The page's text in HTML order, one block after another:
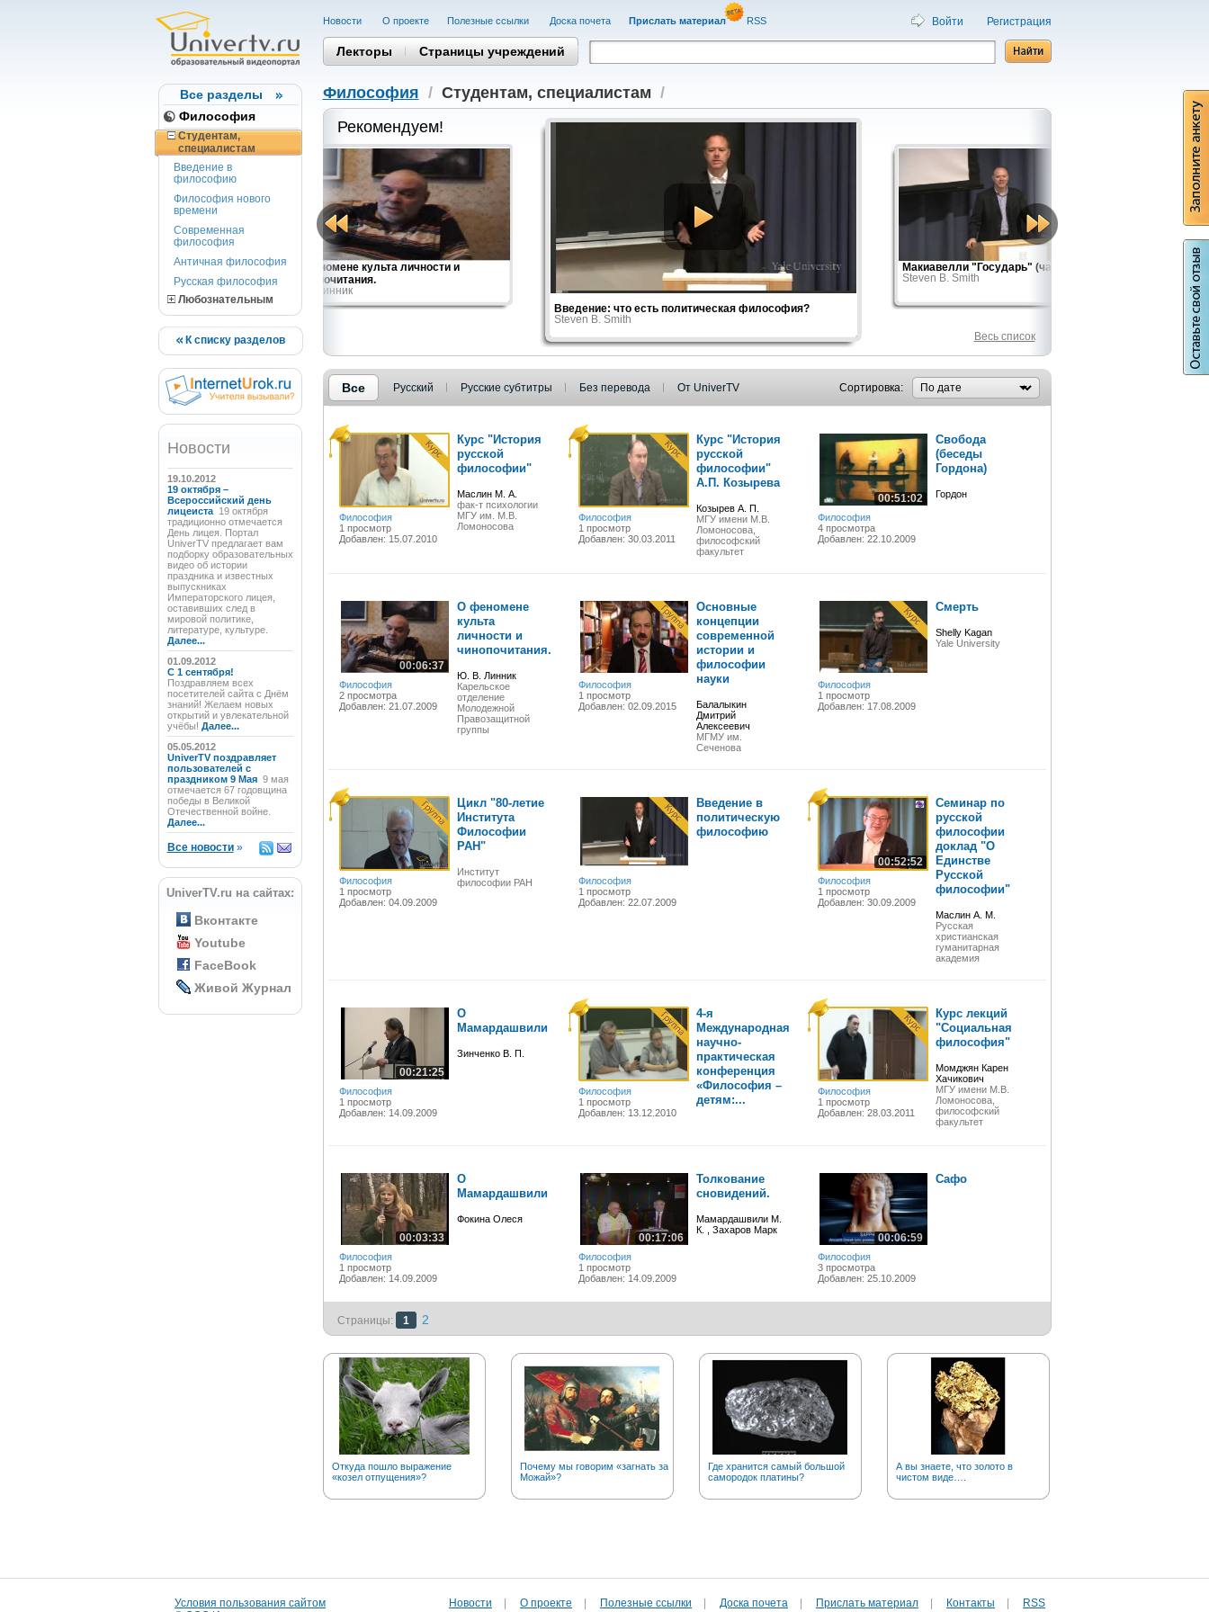
Все разделы
Философия
Студентам,
cпециалистам
Введение в
философию
Философия нового
времени
Современная
философия
Античная философия
Русская философия
Любознательным
К списку разделов
Новости
19.10.2012
19 октября –
Всероссийский день
лицеиста 19 октября
традиционно отмечается
День лицея. Портал
UniverTV предлагает вам
подборку образовательных
видео об истории
праздника и известных
выпускниках
Императорского лицея,
оставивших след в
мировой политике,
литературе, культуре.
Далее...
01.09.2012
C 1 сентября!
Поздравляем всех
посетителей сайта с Днём
знаний! Желаем новых
открытий и увлекательной
учёбы! Далее...
05.05.2012
UniverTV поздравляет
пользователей с
праздником 9 Мая 9 мая
отмечается 67 годовщина
победы в Великой
Отечественной войне.
Далее...
Все новости»
UniverTV.ru на сайтах:
Вконтакте
Youtube
FaceBook
Живой Журнал
Новости О проекте Полезные cсылки Доска почета Прислать материал RSS Войти Регистрация
Лекторы Страницы учреждений
Философия / Студентам, cпециалистам /
Весь список
Рекомендуем!
Суверенное государство: Гоббс...
О феномене культа личности и
чинопочитания.
Ю.В.Линник
Введение: что есть политическая философия?
Steven B. Smith
Макиавелли "Государь" (часть 2)
Steven B. Smith
О
Оскар
Все Русский Русские субтитры Без перевода От UniverTV Сортировка:
Философия
1 просмотр
Добавлен: 15.07.2010
Курс "История
русской
философии"
Маслин М. А.
фак-т психологии
МГУ им. М.В.
Ломоносова
Философия
1 просмотр
Добавлен: 30.03.2011
Курс "История
русской
философии"
А.П. Козырева
Козырев А. П.
МГУ имени М.В.
Ломоносова,
философский
факультет
00:51:02
Философия
4 просмотра
Добавлен: 22.10.2009
Свобода
(беседы
Гордона)
Гордон
00:06:37
Философия
2 просмотра
Добавлен: 21.07.2009
О феномене
культа
личности и
чинопочитания.
Ю. В. Линник
Карельское
отделение
Молодежной
Правозащитной
группы
Философия
1 просмотр
Добавлен: 02.09.2015
Основные
концепции
современной
истории и
философии
науки
Балалыкин
Дмитрий
Алексеевич
МГМУ им.
Сеченова
Философия
1 просмотр
Добавлен: 17.08.2009
Смерть
Shelly Kagan
Yale University
Философия
1 просмотр
Добавлен: 04.09.2009
Цикл "80-летие
Института
Философии
РАН"
Институт
философии РАН
Философия
1 просмотр
Добавлен: 22.07.2009
Введение в
политическую
философию
00:52:52
Философия
1 просмотр
Добавлен: 30.09.2009
Семинар по
русской
философии
доклад "О
Единстве
Русской
философии"
Маслин А. М.
Русская
христианская
гуманитарная
академия
00:21:25
Философия
1 просмотр
Добавлен: 14.09.2009
О
Мамардашвили
Зинченко В. П.
Философия
1 просмотр
Добавлен: 13.12.2010
4-я
Международная
научно-
практическая
конференция
«Философия –
детям:...
Философия
1 просмотр
Добавлен: 28.03.2011
Курс лекций
"Социальная
философия"
Момджян Карен
Хачикович
МГУ имени М.В.
Ломоносова,
философский
факультет
00:03:33
Философия
1 просмотр
Добавлен: 14.09.2009
О
Мамардашвили
Фокина Олеся
00:17:06
Философия
1 просмотр
Добавлен: 14.09.2009
Толкование
сновидений.
Мамардашвили М.
К. , Захаров Марк
00:06:59
Философия
3 просмотра
Добавлен: 25.10.2009
Сафо
Страницы: 1 2
Откуда пошло выражение
«козел отпущения»?
Почему мы говорим «загнать за
Можай»?
Где хранится самый большой
самородок платины?
А вы знаете, что золото в
чистом виде….
Условия пользования сайтом
Новости О проекте Полезные cсылки Доска почета Прислать материал Контакты RSS